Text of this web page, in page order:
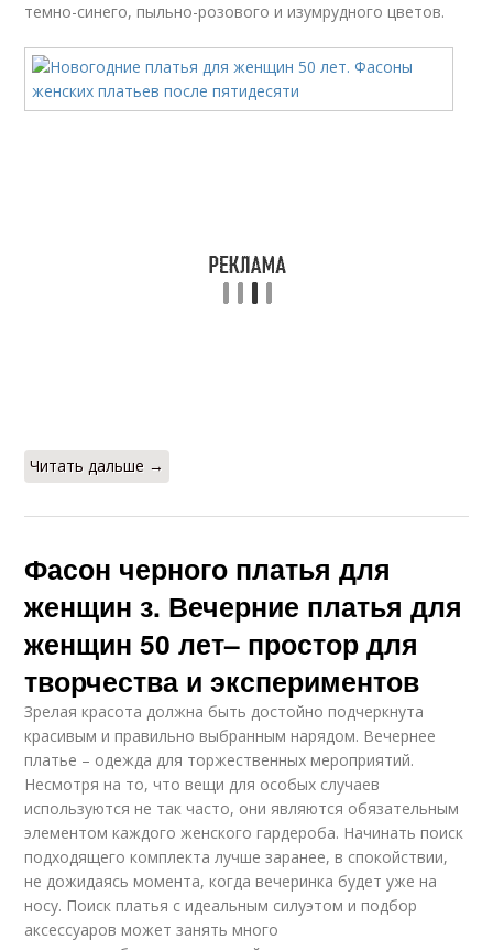
темно-синего, пыльно-розового и изумрудного цветов.
Читать дальше →
Фасон черного платья для
женщин з. Вечерние платья для
женщин 50 лет– простор для
творчества и экспериментов
Зрелая красота должна быть достойно подчеркнута
красивым и правильно выбранным нарядом. Вечернее
платье – одежда для торжественных мероприятий.
Несмотря на то, что вещи для особых случаев
используются не так часто, они являются обязательным
элементом каждого женского гардероба. Начинать поиск
подходящего комплекта лучше заранее, в спокойствии,
не дожидаясь момента, когда вечеринка будет уже на
носу. Поиск платья с идеальным силуэтом и подбор
аксессуаров может занять много